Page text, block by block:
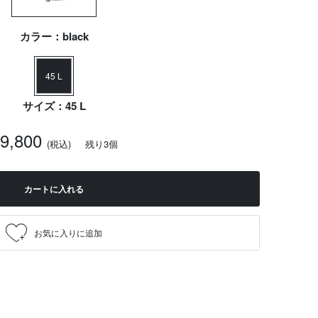
カラー：black
45 L
サイズ：45 L
(税込) 残り3個
カートに入れる